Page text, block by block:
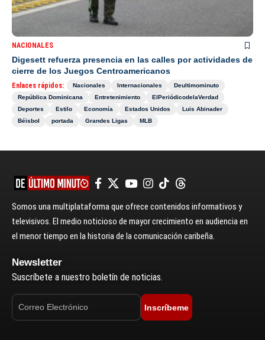
NACIONALES
Digesett refuerza presencia en las calles por actividades de
cierre de los Juegos Centroamericanos
Enlaces rápidos: Nacionales Internacionales
Deultimominuto
República Dominicana
Entretenimiento
ElPeriódicodelaVerdad
Deportes
Estilo Economía Estados Unidos
Luis Abinader
Béisbol
portada Grandes Ligas MLB
Somos una multiplataforma que ofrece contenidos informativos y
televisivos. El medio noticioso de mayor crecimiento en audiencia en
el menor tiempo en la historia de la comunicación caribeña.
Newsletter
Suscríbete a nuestro boletín de noticias.
Inscríbeme